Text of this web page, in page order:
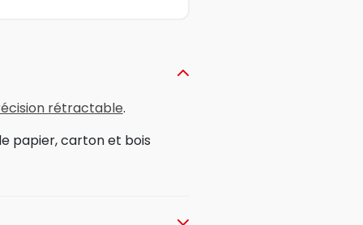
rétractable.
papier, carton et bois